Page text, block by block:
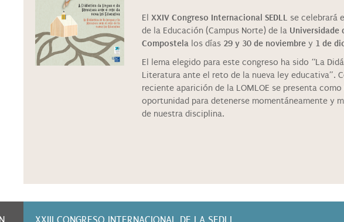
El XXIV Congreso Internacional SEDLL
se celebrará
de la Educación (Campus Norte) de la Universidade
Compostela los días 29 y 30 de noviembre y 1 de
El lema elegido para este congreso ha sido “La
Literatura ante el reto de la nueva ley educativa”.
reciente aparición de la LOMLOE se presenta
oportunidad para detenerse momentáneamente y
de nuestra disciplina.